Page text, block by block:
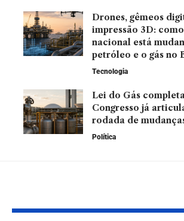
Drones, gêmeos
impressão 3D:
nacional está
petróleo e o gás no
Tecnologia
Lei do Gás
Congresso já
rodada de
Política